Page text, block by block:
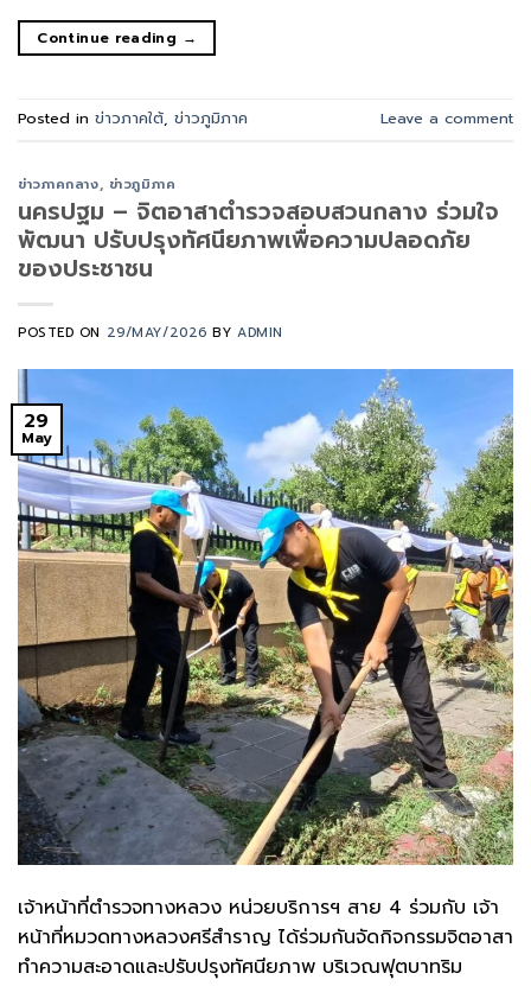
Continue reading →
Posted in ข่าวภาคใต้, ข่าวภูมิภาค Leave a comment
ข่าวภาคกลาง, ข่าวภูมิภาค
นครปฐม – จิตอาสาตำรวจสอบสวนกลาง ร่วมใจ
พัฒนา ปรับปรุงทัศนียภาพเพื่อความปลอดภัย
ของประชาชน ​
POSTED ON 29/MAY/2026 BYADMIN
29
May
เจ้าหน้าที่ตำรวจทางหลวง หน่วยบริการฯ สาย 4 ร่วมกับ เจ้า
หน้าที่หมวดทางหลวงศรีสำราญ ได้ร่วมกันจัดกิจกรรมจิตอาสา
ทำความสะอาดและปรับปรุงทัศนียภาพ บริเวณฟุตบาทริม